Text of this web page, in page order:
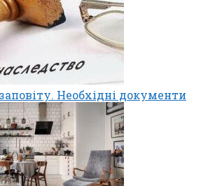
Необхідні документи